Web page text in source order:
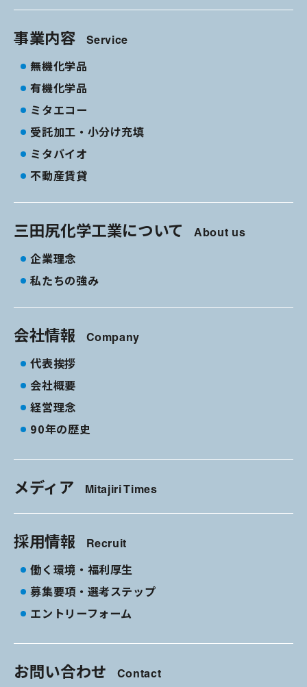
事業内容 Service
無機化学品
有機化学品
ミタエコー
受託加工・小分け充填
ミタバイオ
不動産賃貸
三田尻化学工業について About us
企業理念
私たちの強み
会社情報 Company
代表挨拶
会社概要
経営理念
90年の歴史
メディア Mitajiri Times
採用情報 Recruit
働く環境・福利厚生
募集要項・選考ステップ
エントリーフォーム
お問い合わせ Contact